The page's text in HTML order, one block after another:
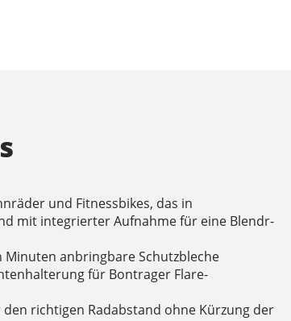
und Fitnessbikes, das in
mit integrierter Aufnahme für eine Blendr-
anbringbare Schutzbleche
für Bontrager Flare-
richtigen Radabstand ohne Kürzung der